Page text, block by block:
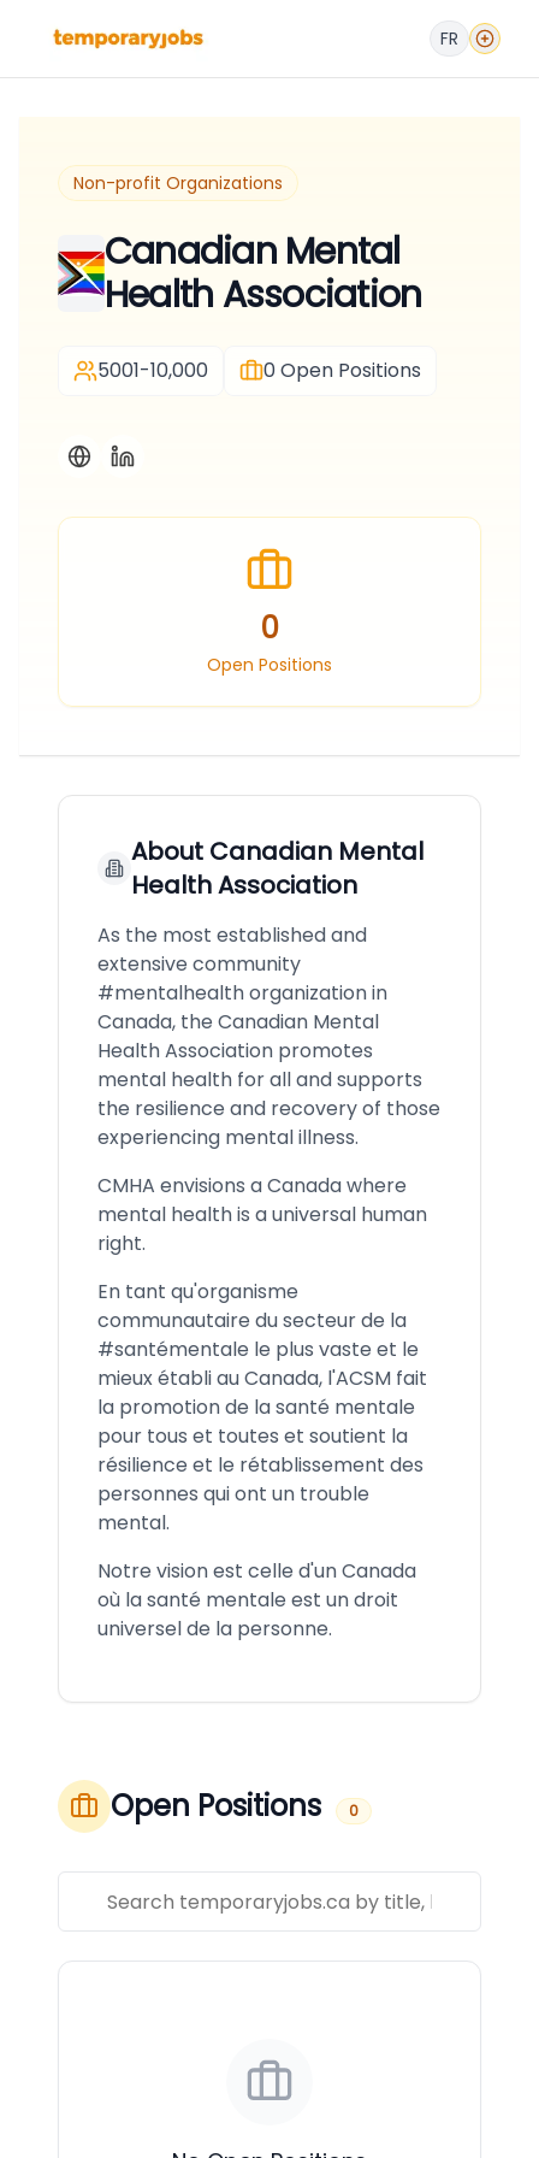
FR
Non-profit Organizations
Canadian Mental
Health Association
5001-10,000 0Open Positions
0
Open Positions
About Canadian Mental
Health Association
As the most established and
extensive community
#mentalhealth organization in
Canada, the Canadian Mental
Health Association promotes
mental health for all and supports
the resilience and recovery of those
experiencing mental illness.
CMHA envisions a Canada where
mental health is a universal human
right.
En tant qu'organisme
communautaire du secteur de la
#santémentale le plus vaste et le
mieux établi au Canada, l'ACSM fait
la promotion de la santé mentale
pour tous et toutes et soutient la
résilience et le rétablissement des
personnes qui ont un trouble
mental.
Notre vision est celle d'un Canada
où la santé mentale est un droit
universel de la personne.
Open Positions 0